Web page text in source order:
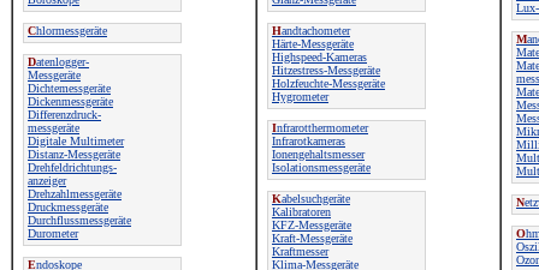
Chlormessgeräte
Datenlogger-
Messgeräte
Dichtemessgeräte
Dickenmessgeräte
Differenzdruck-
messgeräte
Digitale Multimeter
Distanz-Messgeräte
Drehfeldrichtungs-
anzeiger
Drehzahlmessgeräte
Druckmessgeräte
Durchflussmessgeräte
Durometer
Endoskope
Handtachometer
Härte-Messgeräte
Highspeed-Kameras
Hitzestress-Messgeräte
Holzfeuchte-Messgeräte
Hygrometer
Infrarotthermometer
Infrarotkameras
Ionengehaltsmesser
Isolationsmessgeräte
Kabelsuchgeräte
Kalibratoren
KFZ-Messgeräte
Kraft-Messgeräte
Kraftmesser
Klima-Messgeräte
Lux-
M
N
O